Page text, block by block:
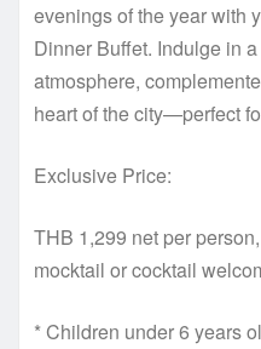
evenings of the year with
Dinner Buffet. Indulge in
atmosphere,
heart of the city—perfect
Exclusive Price:
THB 1,299 net per
mocktail or cocktail
* Children under 6 years